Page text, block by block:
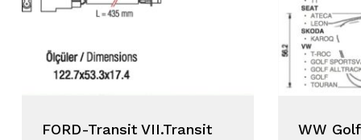
FORD-Transit VII.Transit
WW